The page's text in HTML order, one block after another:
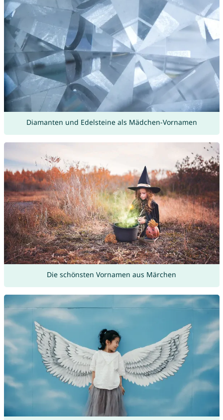
Diamanten und Edelsteine als Mädchen-Vornamen
Die schönsten Vornamen aus Märchen